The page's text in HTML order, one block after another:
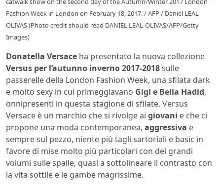
Fashion Week in London on February 18, 2017. / AFP / Daniel LEAL-
OLIVAS (Photo credit should read DANIEL LEAL-OLIVAS/AFP/Getty
Images)
Donatella Versace ha presentato la nuova collezione
Versus per l’autunno inverno 2017-2018sulle
passerelle della London Fashion Week, una sfilata dark
e molto sexy in cui primeggiavano Gigi e Bella Hadid,
onnipresenti in questa stagione di sfilate. Versus
Versace è un marchio che si rivolge ai giovani e che ci
propone una moda contemporanea, aggressiva e
sempre sul pezzo, niente più tagli sartoriali e basic in
favore di mise molto più particolari con dei grandi
volumi sulle spalle, quasi a sottolineare il contrasto con
la vita sottile e le gambe magrissime.